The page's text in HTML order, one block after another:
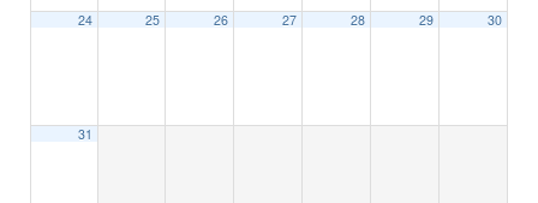
24 25 26 27 28 29 30
31